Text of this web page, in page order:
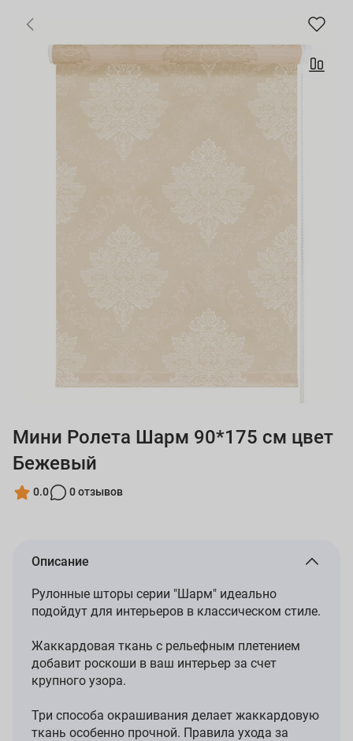
Мини Ролета Шарм 90*175 см цвет
Бежевый
0.0 0 отзывов
Описание
Рулонные шторы серии "Шарм" идеально
подойдут для интерьеров в классическом стиле.
Жаккардовая ткань с рельефным плетением
добавит роскоши в ваш интерьер за счет
крупного узора.
Три способа окрашивания делает жаккардовую
ткань особенно прочной. Правила ухода за